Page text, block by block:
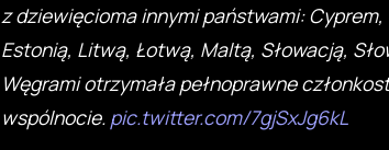
z dziewięcioma innymi państwami: Cyprem,
Estonią, Litwą, Łotwą, Maltą, Słowacją,
Węgrami otrzymała pełnoprawne
wspólnocie. pic.twitter.com/7gjSxJg6kL